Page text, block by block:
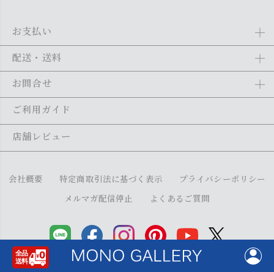
お支払い
Amazon Pay、クレジットカード、代金引換、あと払い(ペイディ)、銀
行振込がご利用になれます。詳しくはご利用ガイドをご利用くださ
い。
配送・送料
全商品送料無料
状況によって、多少前後する場合がございます。詳しくは
お問合せ
メール：shopping@monogallery.jp
メールの返信につきましては、1～2営業日以内にさせていただいてお
ご利用ガイド
店舗レビュー
会社概要 特定商取引法に基づく表示
プライバシーポリシー
メルマガ配信停止
よくあるご質問